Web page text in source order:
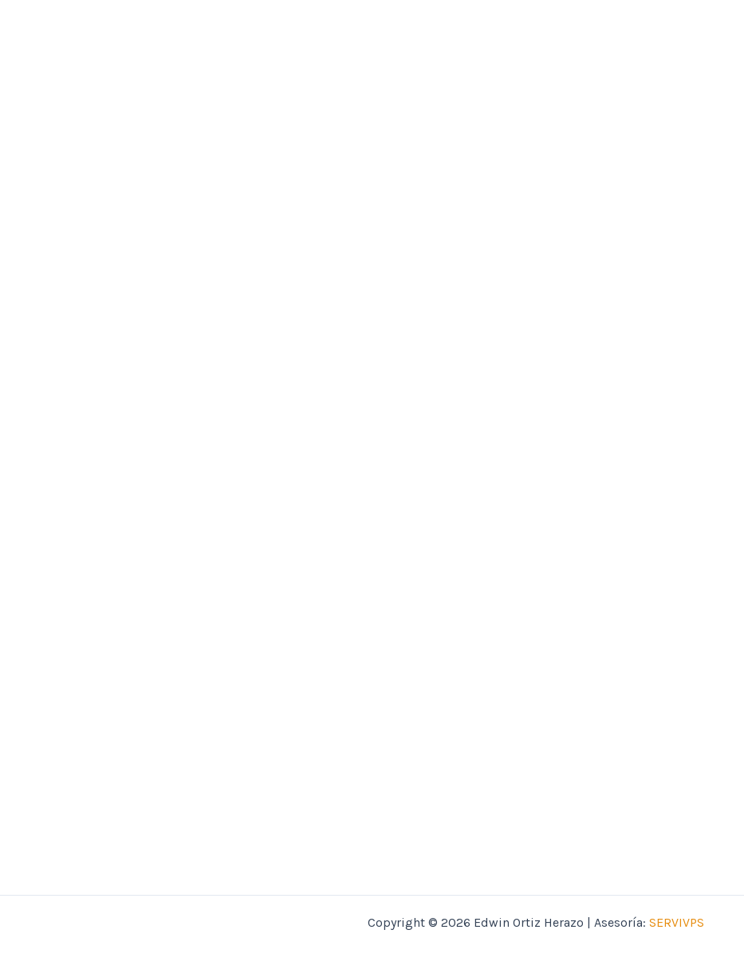
Copyright © 2026 Edwin Ortiz Herazo | Asesoría: SERVIVPS